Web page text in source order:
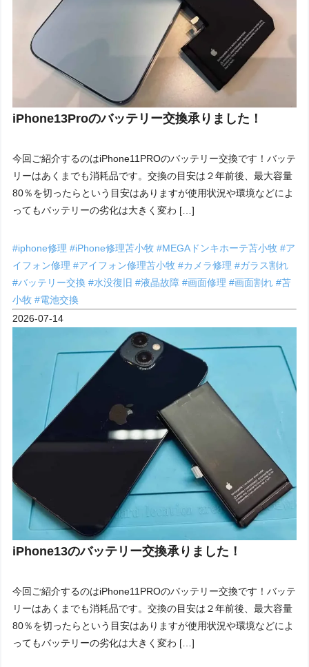
iPhone13Proのバッテリー交換承りました！
今回ご紹介するのはiPhone11PROのバッテリー交換です！バッテ
リーはあくまでも消耗品です。交換の目安は２年前後、最大容量
80％を切ったらという目安はありますが使用状況や環境などによ
ってもバッテリーの劣化は大きく変わ […]
#iphone修理#iPhone修理苫小牧#MEGAドンキホーテ苫小牧#ア
イフォン修理#アイフォン修理苫小牧#カメラ修理#ガラス割れ
#バッテリー交換#水没復旧#液晶故障#画面修理#画面割れ#苫
小牧#電池交換
2026-07-14
iPhone13のバッテリー交換承りました！
今回ご紹介するのはiPhone11PROのバッテリー交換です！バッテ
リーはあくまでも消耗品です。交換の目安は２年前後、最大容量
80％を切ったらという目安はありますが使用状況や環境などによ
ってもバッテリーの劣化は大きく変わ […]